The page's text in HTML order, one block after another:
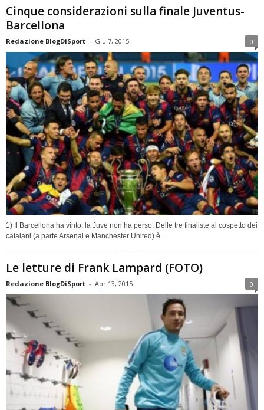
Cinque considerazioni sulla finale Juventus-
Barcellona
Redazione BlogDiSport - Giu 7, 2015 0
1) Il Barcellona ha vinto, la Juve non ha perso. Delle tre finaliste al cospetto dei
catalani (a parte Arsenal e Manchester United) è...
Le letture di Frank Lampard (FOTO)
Redazione BlogDiSport - Apr 13, 2015 0